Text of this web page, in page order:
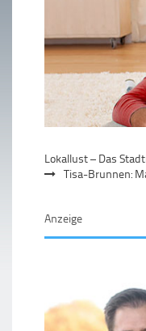
Lokallust – Das
Tisa-Brunnen:
Anzeige